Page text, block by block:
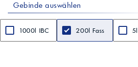
Sulfatasche
Gesamtbasenzahl (TBN)
10,72 mgKOH/g
CCS @ -30 °C
Gebinde auswählen
1000l IBC 200l Fass